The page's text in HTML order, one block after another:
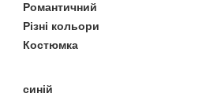
Романтичний
Різні кольори
Костюмка
синій